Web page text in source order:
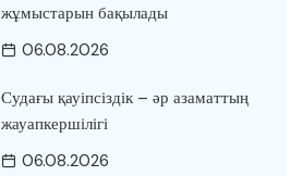
жұмыстарын бақылады
06.08.2026
Судағы қауіпсіздік – әр азаматтың
жауапкершілігі
06.08.2026